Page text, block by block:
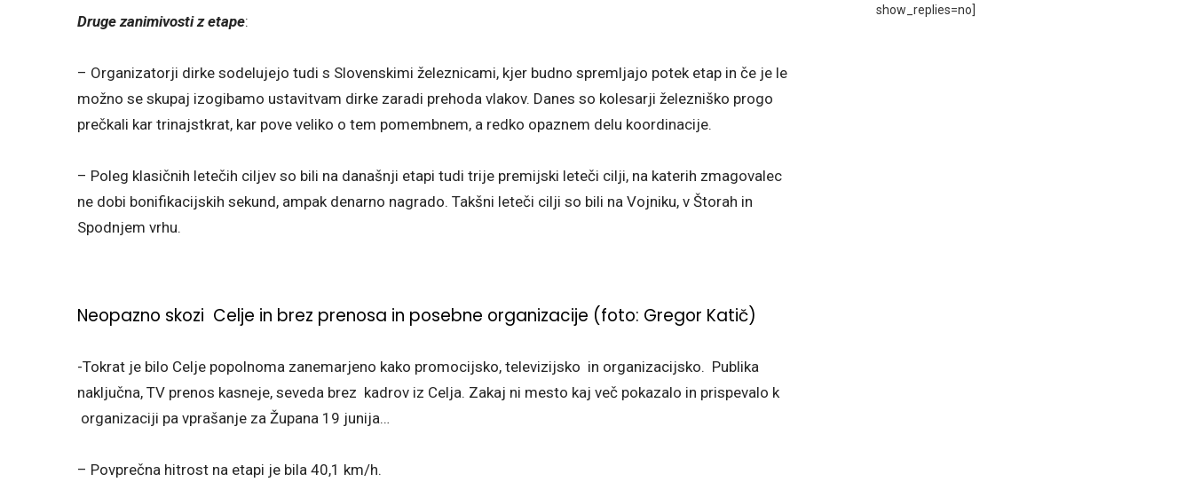
Druge zanimivosti z etape:
– Organizatorji dirke sodelujejo tudi s Slovenskimi železnicami, kjer budno spremljajo potek etap in če je le
možno se skupaj izogibamo ustavitvam dirke zaradi prehoda vlakov. Danes so kolesarji železniško progo
prečkali kar trinajstkrat, kar pove veliko o tem pomembnem, a redko opaznem delu koordinacije.
– Poleg klasičnih letečih ciljev so bili na današnji etapi tudi trije premijski leteči cilji, na katerih zmagovalec
ne dobi bonifikacijskih sekund, ampak denarno nagrado. Takšni leteči cilji so bili na Vojniku, v Štorah in
Spodnjem vrhu.
Neopazno skozi Celje in brez prenosa in posebne organizacije (foto: Gregor Katič)
-Tokrat je bilo Celje popolnoma zanemarjeno kako promocijsko, televizijsko in organizacijsko. Publika
naključna, TV prenos kasneje, seveda brez kadrov iz Celja. Zakaj ni mesto kaj več pokazalo in prispevalo k
organizaciji pa vprašanje za Župana 19 junija…
– Povprečna hitrost na etapi je bila 40,1 km/h.
show_replies=no]